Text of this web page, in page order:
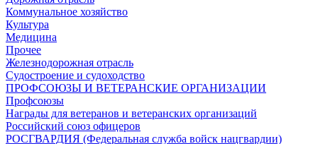
Коммунальное хозяйство
Культура
Медицина
Прочее
Железнодорожная отрасль
Судостроение и судоходство
ПРОФСОЮЗЫ И ВЕТЕРАНСКИЕ ОРГАНИЗАЦИИ
Профсоюзы
Награды для ветеранов и ветеранских организаций
Российский союз офицеров
РОСГВАРДИЯ (Федеральная служба войск нацгвардии)